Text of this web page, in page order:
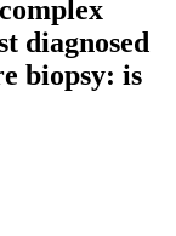
diagnosed
biopsy: is